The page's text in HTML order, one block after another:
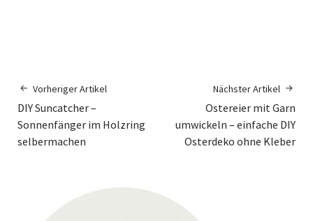
Vorheriger Artikel
DIY Suncatcher –
Sonnenfänger im Holzring
selbermachen
Nächster Artikel
Ostereier mit Garn
umwickeln – einfache DIY
Osterdeko ohne Kleber